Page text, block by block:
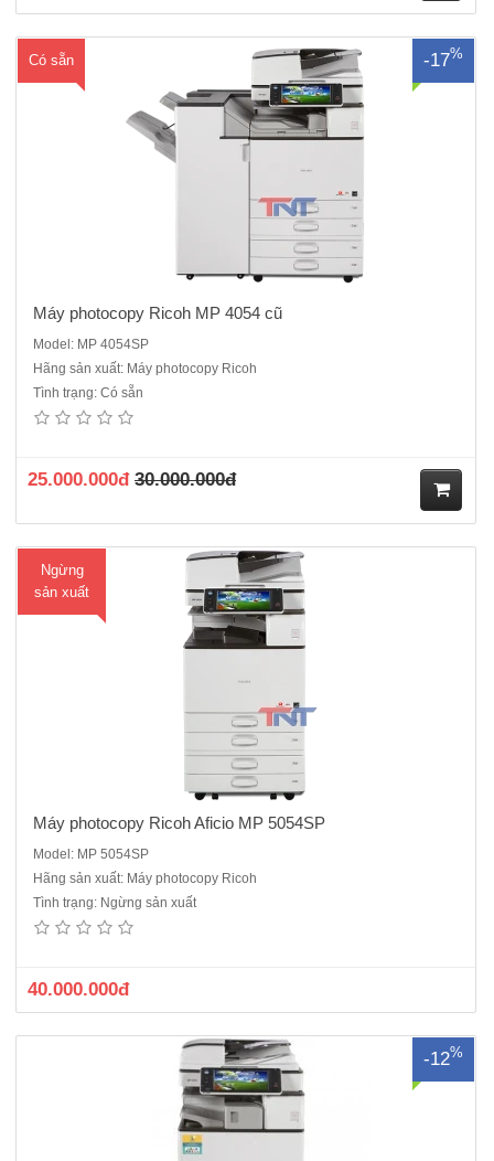
ua
Có sẵn -17%
Máy photocopy Ricoh MP 4054 cũ
Model: MP 4054SP
Hãng sản xuất: Máy photocopy Ricoh
Tình trạng: Có sẵn
25.000.000đ 30.000.000đ
Ngừng
sản xuất
Máy photocopy Ricoh Aficio MP 5054SP Hàng Renew cao cấp.Chức
năng chính : Photocopy laser đen trắng - in mạng- Scan mạng - Kết
Máy photocopy Ricoh Aficio MP 5054SP
Model: MP 5054SP
Hãng sản xuất: Máy photocopy Ricoh
Tình trạng: Ngừng sản xuất
40.000.000đ
-12%
Máy photocopy Ricoh MP 6054 - Là dòng máy cũ nhập khẩu sản xuất
năm 2017Chức năng : Photo, in mạng, scan màu mạngTốc độ
photo/in : 60 bản/phút Chức năng đảo 2 mặt bản sao tự động : Có